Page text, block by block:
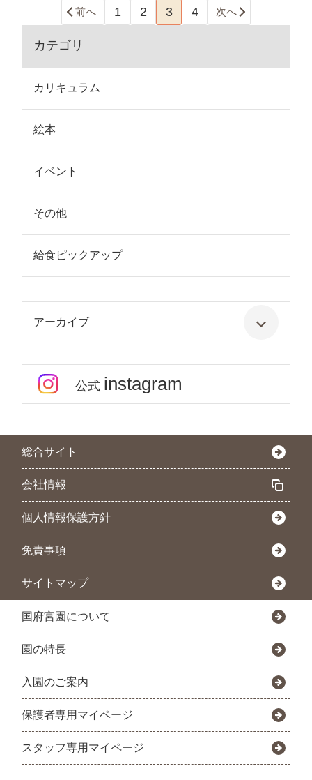
前へ 1 2 3 4 次へ
カテゴリ
カリキュラム
絵本
イベント
その他
給食ピックアップ
アーカイブ
公式 instagram
総合サイト
会社情報
個人情報保護方針
免責事項
サイトマップ
国府宮園について
園の特長
入園のご案内
保護者専用マイページ
スタッフ専用マイページ